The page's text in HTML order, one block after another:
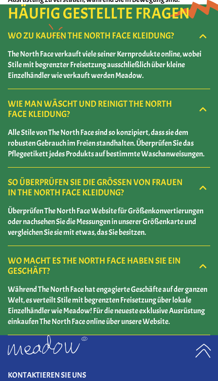
HÄUFIG GESTELLTE FRAGEN
WO ZU KAUFEN THE NORTH FACE KLEIDUNG?
The North Face verkauft viele seiner Kernprodukte online, wobei
Stile mit begrenzter Freisetzung ausschließlich über kleine
Einzelhändler wie verkauft werden Meadow.
WIE MAN WÄSCHT UND REINIGT THE NORTH
FACE KLEIDUNG?
Alle Stile von The North Face sind so konzipiert, dass sie dem
robusten Gebrauch im Freien standhalten. Überprüfen Sie das
Pflegeetikett jedes Produkts auf bestimmte Waschanweisungen.
SO ÜBERPRÜFEN SIE DIE GRÖSSEN VON FRAUEN I
N THE NORTH FACE KLEIDUNG?
Überprüfen The North Face Website für Größenkonvertierungen
oder nachsehen Sie die Messungen in unserer Größenkarte und
vergleichen Sie sie mit etwas, das Sie besitzen.
WO MACHT ES THE NORTH FACE HABEN SIE EIN
GESCHÄFT?
Während The North Face hat engagierte Geschäfte auf der ganzen
Welt, es verteilt Stile mit begrenzten Freisetzung über lokale
Einzelhändler wie Meadow! Für die neueste exklusive Ausrüstung
einkaufen The North Face online über unsere Website.
KONTAKTIEREN SIE UNS